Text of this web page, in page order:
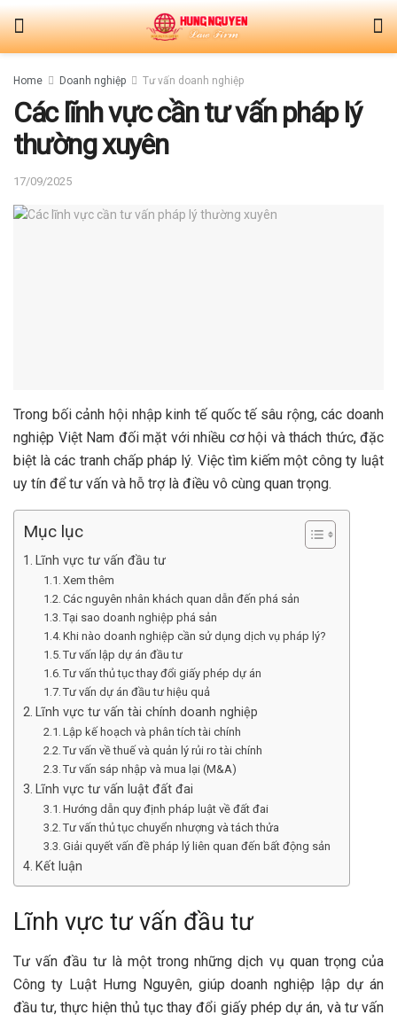
Home Doanh nghiệp Tư vấn doanh nghiệp
Các lĩnh vực cần tư vấn pháp lý
thường xuyên
17/09/2025
Trong bối cảnh hội nhập kinh tế quốc tế sâu rộng, các doanh
nghiệp Việt Nam đối mặt với nhiều cơ hội và thách thức, đặc
biệt là các tranh chấp pháp lý. Việc tìm kiếm một công ty luật
uy tín để tư vấn và hỗ trợ là điều vô cùng quan trọng.
Mục lục
Lĩnh vực tư vấn đầu tư
Xem thêm
Các nguyên nhân khách quan dẫn đến phá sản
Tại sao doanh nghiệp phá sản
Khi nào doanh nghiệp cần sử dụng dịch vụ pháp lý?
Tư vấn lập dự án đầu tư
Tư vấn thủ tục thay đổi giấy phép dự án
Tư vấn dự án đầu tư hiệu quả
Lĩnh vực tư vấn tài chính doanh nghiệp
Lập kế hoạch và phân tích tài chính
Tư vấn về thuế và quản lý rủi ro tài chính
Tư vấn sáp nhập và mua lại (M&A)
Lĩnh vực tư vấn luật đất đai
Hướng dẫn quy định pháp luật về đất đai
Tư vấn thủ tục chuyển nhượng và tách thửa
Giải quyết vấn đề pháp lý liên quan đến bất động sản
Kết luận
Lĩnh vực tư vấn đầu tư
Tư vấn đầu tư là một trong những dịch vụ quan trọng của
Công ty Luật Hưng Nguyên, giúp doanh nghiệp lập dự án
đầu tư, thực hiện thủ tục thay đổi giấy phép dự án, và tư vấn